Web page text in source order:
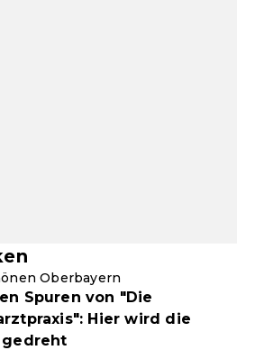
Oberbayern
Spuren von "Die
Hier wird die
gedreht